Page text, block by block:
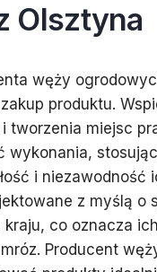
Olsztyna
węży
produktu.
tworzenia miejsc
wykonania,
i
z myślą o
co oznacza
Producent